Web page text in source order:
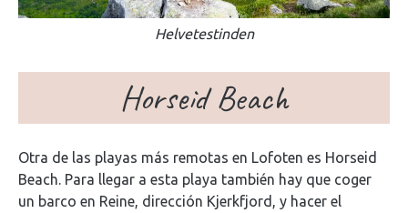
Helvetestinden
Horseid Beach
Otra de las playas más remotas en Lofoten es Horseid
Beach. Para llegar a esta playa también hay que coger
un barco en Reine, dirección Kjerkfjord, y hacer el